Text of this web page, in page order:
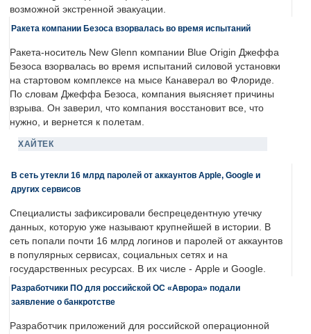
возможной экстренной эвакуации.
Ракета компании Безоса взорвалась во время испытаний
Ракета-носитель New Glenn компании Blue Origin Джеффа
Безоса взорвалась во время испытаний силовой установки
на стартовом комплексе на мысе Канаверал во Флориде.
По словам Джеффа Безоса, компания выясняет причины
взрыва. Он заверил, что компания восстановит все, что
нужно, и вернется к полетам.
ХАЙТЕК
В сеть утекли 16 млрд паролей от аккаунтов Apple, Google и
других сервисов
Специалисты зафиксировали беспрецедентную утечку
данных, которую уже называют крупнейшей в истории. В
сеть попали почти 16 млрд логинов и паролей от аккаунтов
в популярных сервисах, социальных сетях и на
государственных ресурсах. В их числе - Apple и Google.
Разработчики ПО для российской ОС «Аврора» подали
заявление о банкротстве
Разработчик приложений для российской операционной